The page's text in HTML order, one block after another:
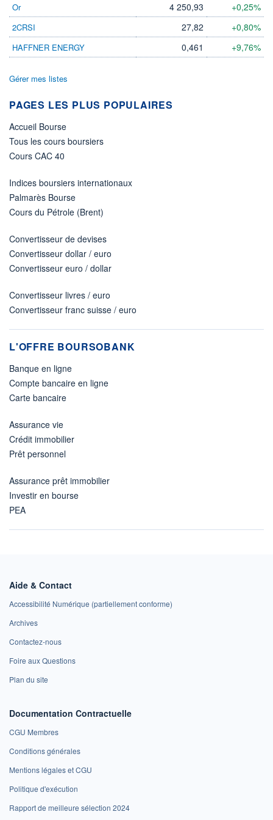
Or 4 250,93 +0,25%
2CRSI 27,82 +0,80%
HAFFNER ENERGY 0,461 +9,76%
Gérer mes listes
PAGES LES PLUS POPULAIRES
Accueil Bourse
Tous les cours boursiers
Cours CAC 40
Indices boursiers internationaux
Palmarès Bourse
Cours du Pétrole (Brent)
Convertisseur de devises
Convertisseur dollar / euro
Convertisseur euro / dollar
Convertisseur livres / euro
Convertisseur franc suisse / euro
L'OFFRE BOURSOBANK
Banque en ligne
Compte bancaire en ligne
Carte bancaire
Assurance vie
Crédit immobilier
Prêt personnel
Assurance prêt immobilier
Investir en bourse
PEA
Aide & Contact
Accessibilité Numérique (partiellement conforme)
Archives
Contactez-nous
Foire aux Questions
Plan du site
Documentation Contractuelle
CGU Membres
Conditions générales
Mentions légales et CGU
Politique d'exécution
Rapport de meilleure sélection 2024